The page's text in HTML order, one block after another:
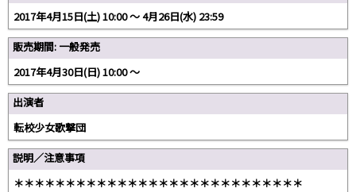
2017年4月15日(土) 10:00 〜 4月26日(水) 23:59
販売期間: 一般発売
2017年4月30日(日) 10:00 〜
出演者
転校少女歌撃団
説明／注意事項
＊＊＊＊＊＊＊＊＊＊＊＊＊＊＊＊＊＊＊＊＊＊＊＊＊＊＊＊